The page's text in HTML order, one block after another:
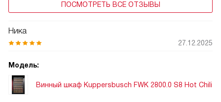
ПОСМОТРЕТЬ ВСЕ ОТЗЫВЫ
Ника
27.12.2025
Модель:
Винный шкаф Kuppersbusch FWK 2800.0 S8 Hot Chili